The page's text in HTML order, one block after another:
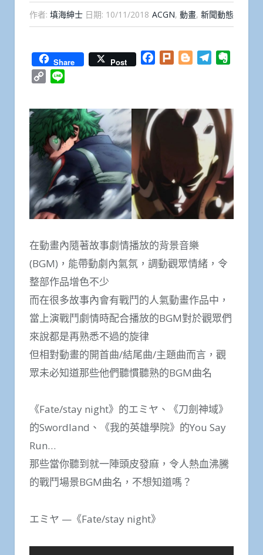
作者: 填海紳士 日期: 10/11/2018 ACGN, 動畫, 新聞動態
Share Post Facebook
Plurk BloggerTelegram
Copy
在動畫內隨著故事劇情播放的背景音樂
(BGM)，能帶動劇內氣氛，調動觀眾情緒，令
整部作品增色不少
而在很多故事內會有戰鬥的人氣動畫作品中，
當上演戰鬥劇情時配合播放的BGM對於觀眾們
來說都是再熟悉不過的旋律
但相對動畫的開首曲/結尾曲/主題曲而言，觀
眾未必知道那些他們聽慣聽熟的BGM曲名
《Fate/stay night》的エミヤ、《刀劍神域》
的Swordland、《我的英雄學院》的You Say
Run…
那些當你聽到就一陣頭皮發麻，令人熱血沸騰
的戰鬥場景BGM曲名，不想知道嗎？
エミヤ —《Fate/stay night》